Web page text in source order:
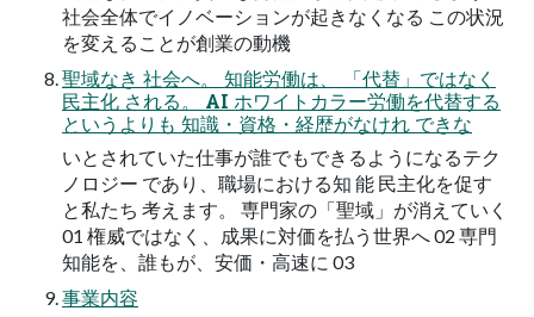
社会全体でイノベーションが起きなくなる この状況
を変えることが創業の動機
聖域なき 社会へ。 知能労働は、 「代替」ではなく
民主化 される。 AI ホワイトカラー労働を代替する
というよりも 知識・資格・経歴がなけれ できな
いとされていた仕事が誰でもできるようになるテク
ノロジー であり、職場における知 能 民主化を促す
と私たち 考えます。 専門家の「聖域」が消えていく
01 権威ではなく、成果に対価を払う世界へ 02 専門
知能を、誰もが、安価・高速に 03
事業内容